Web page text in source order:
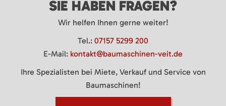
SIE HABEN FRAGEN?
Wir helfen Ihnen gerne weiter!
Tel.: 07157 5299 200
E-Mail: kontakt@baumaschinen-veit.de
Ihre Spezialisten bei Miete, Verkauf und Service von
Baumaschinen!